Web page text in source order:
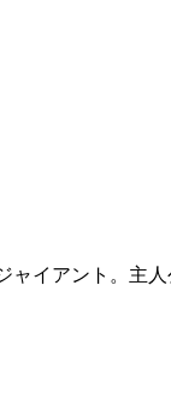
ャイアント。主